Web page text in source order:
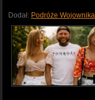
Dodał: Podróże Wojownika